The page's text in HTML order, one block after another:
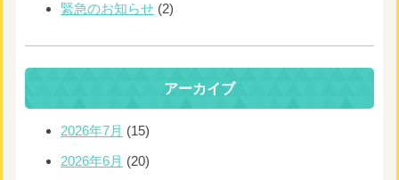
緊急のお知らせ (2)
アーカイブ
2026年7月 (15)
2026年6月 (20)